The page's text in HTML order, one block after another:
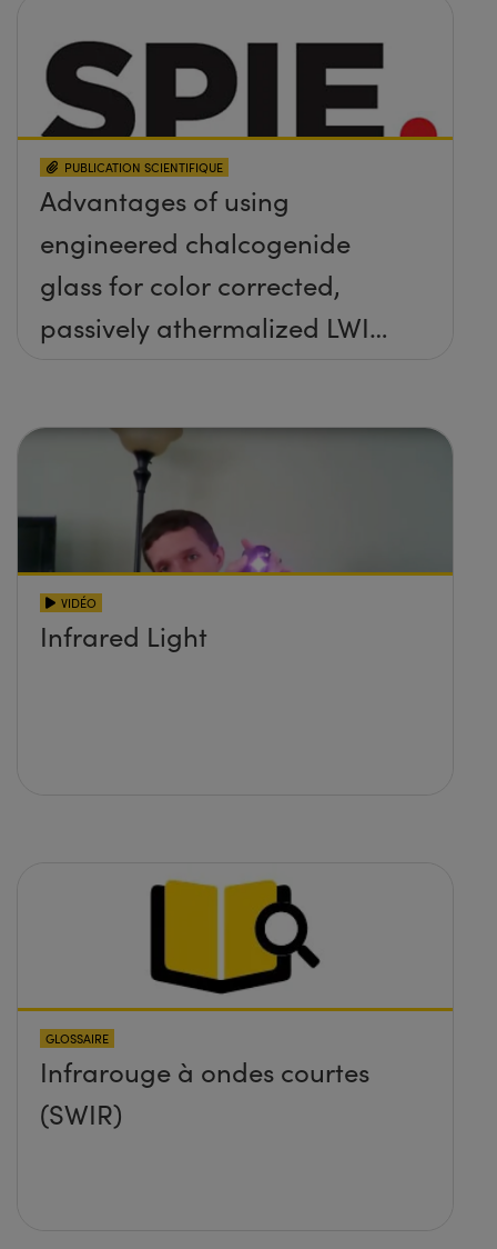
PUBLICATION SCIENTIFIQUE
Advantages of using
engineered chalcogenide
glass for color corrected,
passively athermalized LWIR
VIDÉO
Infrared Light
GLOSSAIRE
Infrarouge à ondes courtes
(SWIR)